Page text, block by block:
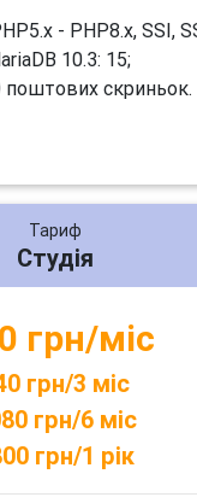
- PHP8.x, SSI,
10.3: 15;
поштових скриньок.
Тариф
Студія
грн/міс
грн/3 міс
грн/6 міс
грн/1 рік